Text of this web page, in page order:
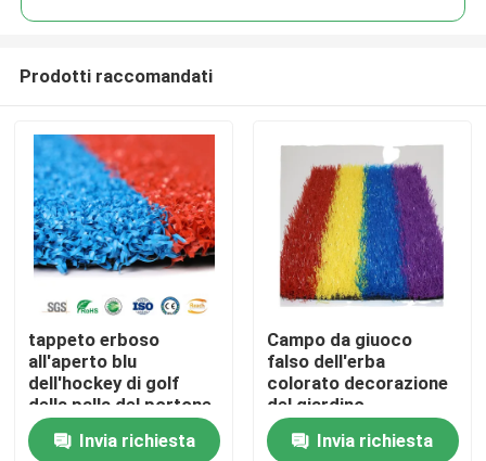
Casa
Prodotti raccomandati
tappeto erboso
all'aperto blu
dell'hockey di golf
della palla del portone
di paddle tennis di
12mmInvia richiesta
Campo da giuoco
falso dell'erba
colorato decorazione
del giardino
Invia richiesta